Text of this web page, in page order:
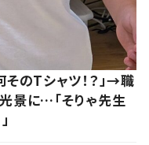
のTシャツ！？」→職
景に…「そりゃ先生